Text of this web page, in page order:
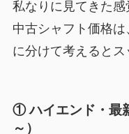
私なりに見てきた
中古シャフト価格
に分けて考えるとス
① ハイエンド・最
～）